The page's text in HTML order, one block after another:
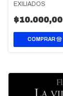
EXILIADOS
$10.000,00